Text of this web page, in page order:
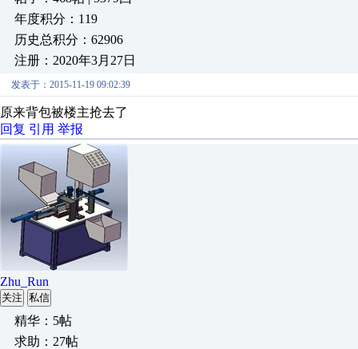
年度积分：119
历史总积分：62906
注册：2020年3月27日
发表于：2015-11-19 09:02:39
原来背包被楼主抢去了
回复 引用 举报
Zhu_Run
关注 私信
精华：5帖
求助：27帖